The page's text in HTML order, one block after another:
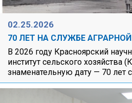
02.25.2026
70 ЛЕТ НА СЛУЖБЕ
В 2026 году Красноярский
институт сельского хозяйства
знаменательную дату — 70 лет